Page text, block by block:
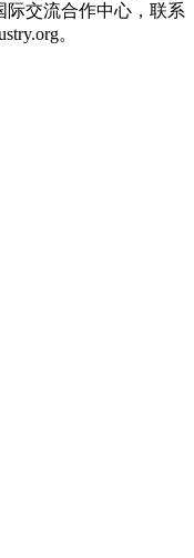
际交流合作中心，联系
。